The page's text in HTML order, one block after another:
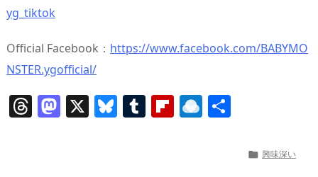
yg_tiktok
Official Facebook： https://www.facebook.com/BABYMO
NSTER.ygofficial/
T M X Bl T Fl R
 興味深い